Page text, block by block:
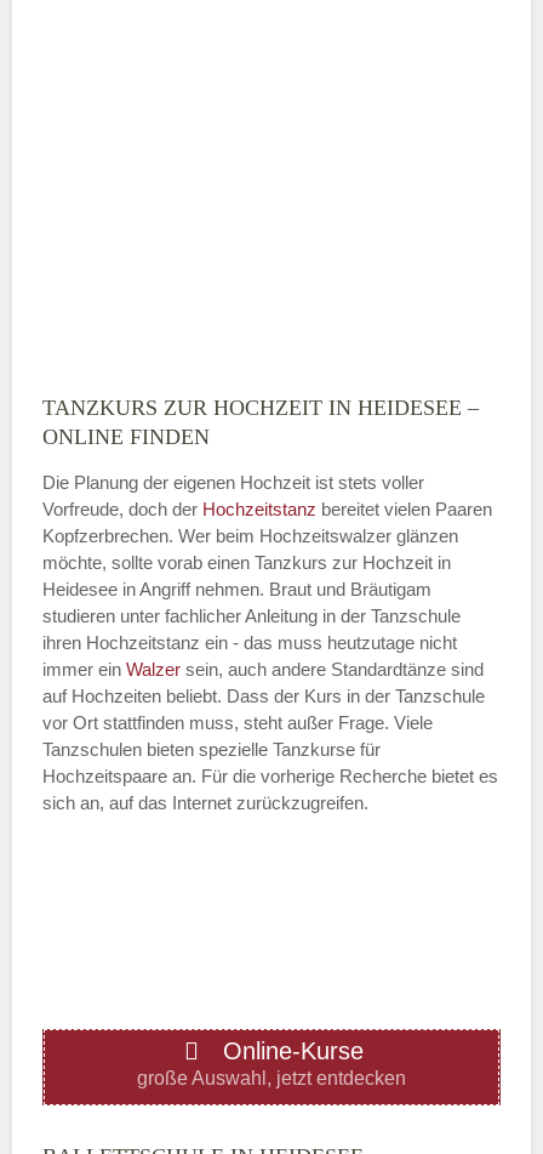
Montag
—
ÖFFNUNGSZEITEN HINZUFÜGEN
Dienstag
—
ÖFFNUNGSZEITEN HINZUFÜGEN
Donnerstag
—
TANZKURS ZUR HOCHZEIT IN HEIDESEE –
ONLINE FINDEN
Die Planung der eigenen Hochzeit ist stets voller
Vorfreude, doch der Hochzeitstanz bereitet vielen Paaren
Kopfzerbrechen. Wer beim Hochzeitswalzer glänzen
möchte, sollte vorab einen Tanzkurs zur Hochzeit in
Heidesee in Angriff nehmen. Braut und Bräutigam
studieren unter fachlicher Anleitung in der Tanzschule
ihren Hochzeitstanz ein - das muss heutzutage nicht
immer ein Walzer sein, auch andere Standardtänze sind
auf Hochzeiten beliebt. Dass der Kurs in der Tanzschule
vor Ort stattfinden muss, steht außer Frage. Viele
Tanzschulen bieten spezielle Tanzkurse für
Hochzeitspaare an. Für die vorherige Recherche bietet es
sich an, auf das Internet zurückzugreifen.
Online-Kurse
große Auswahl, jetzt entdecken